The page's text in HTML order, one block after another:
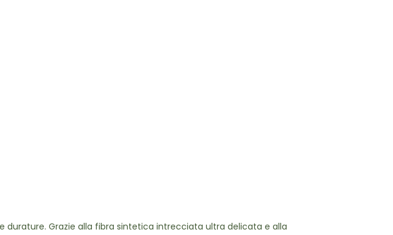
durature. Grazie alla fibra sintetica intrecciata ultra delicata e alla